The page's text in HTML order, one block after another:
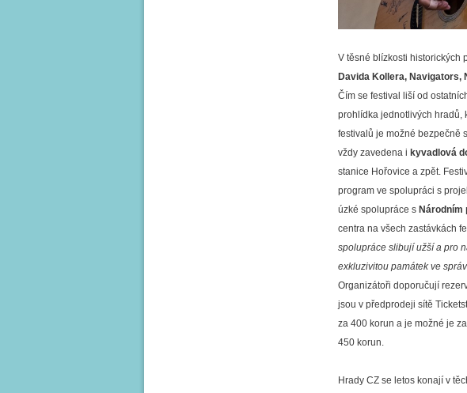
V těsné blízkosti historických
Davida Kollera, Navigators,
Čím se festival liší od
prohlídka jednotlivých hradů,
festivalů je možné bezpečně
vždy zavedena i kyvadlová
stanice Hořovice a zpět.
program ve spolupráci s
úzké spolupráce s Národním
centra na všech zastávkách
spolupráce slibují užší a pro
exkluzivitou památek ve
Organizátoři doporučují
jsou v předprodeji sítě
za 400 korun a je možné je
450 korun.
Hrady CZ se letos konají v